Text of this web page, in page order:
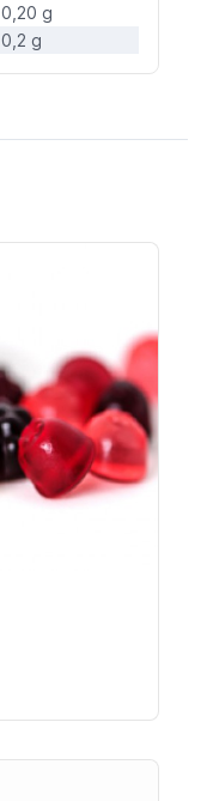
0,20 g
0,2 g